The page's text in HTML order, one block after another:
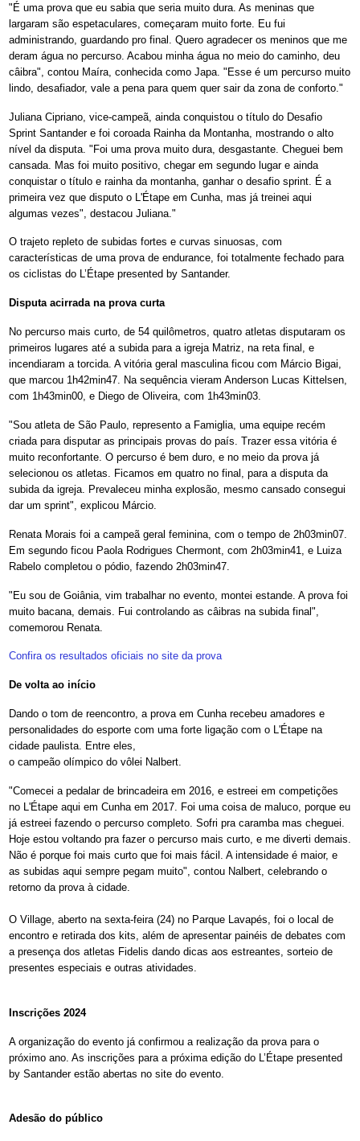
"É uma prova que eu sabia que seria muito dura. As meninas que
largaram são espetaculares, começaram muito forte. Eu fui
administrando, guardando pro final. Quero agradecer os meninos que me
deram água no percurso. Acabou minha água no meio do caminho, deu
câibra", contou Maíra, conhecida como Japa. "Esse é um percurso muito
lindo, desafiador, vale a pena para quem quer sair da zona de conforto."
Juliana Cipriano, vice-campeã, ainda conquistou o título do Desafio
Sprint Santander e foi coroada Rainha da Montanha, mostrando o alto
nível da disputa. "Foi uma prova muito dura, desgastante. Cheguei bem
cansada. Mas foi muito positivo, chegar em segundo lugar e ainda
conquistar o título e rainha da montanha, ganhar o desafio sprint. É a
primeira vez que disputo o L'Étape em Cunha, mas já treinei aqui
algumas vezes", destacou Juliana."
O trajeto repleto de subidas fortes e curvas sinuosas, com
características de uma prova de endurance, foi totalmente fechado para
os ciclistas do L’Étape presented by Santander.
Disputa acirrada na prova curta
No percurso mais curto, de 54 quilômetros, quatro atletas disputaram os
primeiros lugares até a subida para a igreja Matriz, na reta final, e
incendiaram a torcida. A vitória geral masculina ficou com Márcio Bigai,
que marcou 1h42min47. Na sequência vieram Anderson Lucas Kittelsen,
com 1h43min00, e Diego de Oliveira, com 1h43min03.
"Sou atleta de São Paulo, represento a Famiglia, uma equipe recém
criada para disputar as principais provas do país. Trazer essa vitória é
muito reconfortante. O percurso é bem duro, e no meio da prova já
selecionou os atletas. Ficamos em quatro no final, para a disputa da
subida da igreja. Prevaleceu minha explosão, mesmo cansado consegui
dar um sprint", explicou Márcio.
Renata Morais foi a campeã geral feminina, com o tempo de 2h03min07.
Em segundo ficou Paola Rodrigues Chermont, com 2h03min41, e Luiza
Rabelo completou o pódio, fazendo 2h03min47.
"Eu sou de Goiânia, vim trabalhar no evento, montei estande. A prova foi
muito bacana, demais. Fui controlando as câibras na subida final",
comemorou Renata.
Confira os resultados oficiais no site da prova
De volta ao início
Dando o tom de reencontro, a prova em Cunha recebeu amadores e
personalidades do esporte com uma forte ligação com o L'Étape na
cidade paulista. Entre eles,
o campeão olímpico do vôlei Nalbert.
"Comecei a pedalar de brincadeira em 2016, e estreei em competições
no L'Étape aqui em Cunha em 2017. Foi uma coisa de maluco, porque eu
já estreei fazendo o percurso completo. Sofri pra caramba mas cheguei.
Hoje estou voltando pra fazer o percurso mais curto, e me diverti demais.
Não é porque foi mais curto que foi mais fácil. A intensidade é maior, e
as subidas aqui sempre pegam muito", contou Nalbert, celebrando o
retorno da prova à cidade.
O Village, aberto na sexta-feira (24) no Parque Lavapés, foi o local de
encontro e retirada dos kits, além de apresentar painéis de debates com
a presença dos atletas Fidelis dando dicas aos estreantes, sorteio de
presentes especiais e outras atividades.
Inscrições 2024
A organização do evento já confirmou a realização da prova para o
próximo ano. As inscrições para a próxima edição do L’Étape presented
by Santander estão abertas no site do evento.
Adesão do público